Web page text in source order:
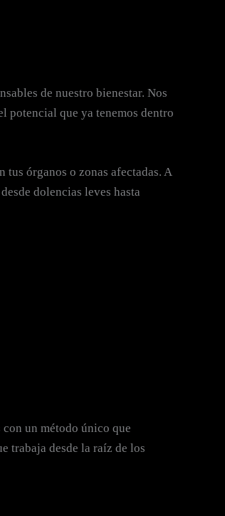
de nuestro bienestar. Nos
potencial que ya tenemos dentro
órganos o zonas afectadas. A
dolencias leves hasta
un método único que
trabaja desde la raíz de los